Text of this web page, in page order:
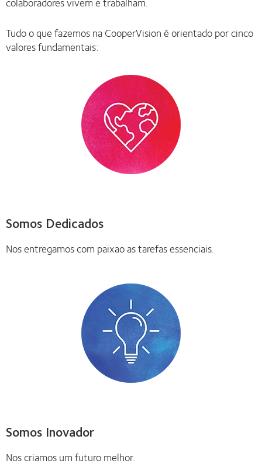
Tudo o que fazemos na CooperVision é orientado por cinco
valores fundamentais:
Somos Dedicados
Nos entregamos com paixao as tarefas essenciais.
Somos Inovador
Nos criamos um futuro melhor.